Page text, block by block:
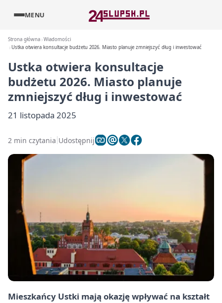
MENU
Strona główna Wiadomości
Ustka otwiera konsultacje budżetu 2026. Miasto planuje zmniejszyć dług i inwestować
Ustka otwiera konsultacje
budżetu 2026. Miasto planuje
zmniejszyć dług i inwestować
21 listopada 2025
2 min czytania Udostępnij
Mieszkańcy Ustki mają okazję wpływać na kształt